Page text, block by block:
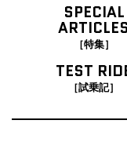
SPECIAL
ARTICLES
［特集］
TEST
［試乗記］